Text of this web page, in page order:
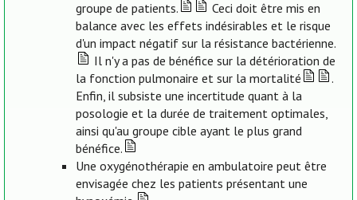
groupe de patients.
Ceci doit être mis en
balance avec les effets indésirables et le risque
d'un impact négatif sur la résistance bactérienne.
Il n'y a pas de bénéfice sur la détérioration de
la fonction pulmonaire et sur la mortalité
.
Enfin, il subsiste une incertitude quant à la
posologie et la durée de traitement optimales,
ainsi qu'au groupe cible ayant le plus grand
bénéfice.
Une oxygénothérapie en ambulatoire peut être
envisagée chez les patients présentant une